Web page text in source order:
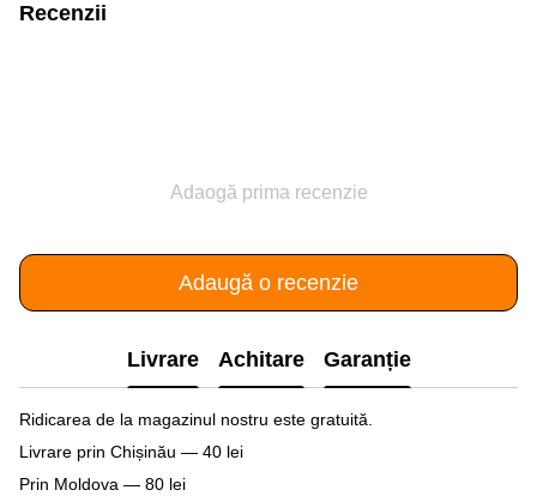
Recenzii
Adaogă prima recenzie
Adaugă o recenzie
Livrare Achitare Garanție
Ridicarea de la magazinul nostru este gratuită.
Livrare prin Chișinău — 40 lei
Prin Moldova — 80 lei